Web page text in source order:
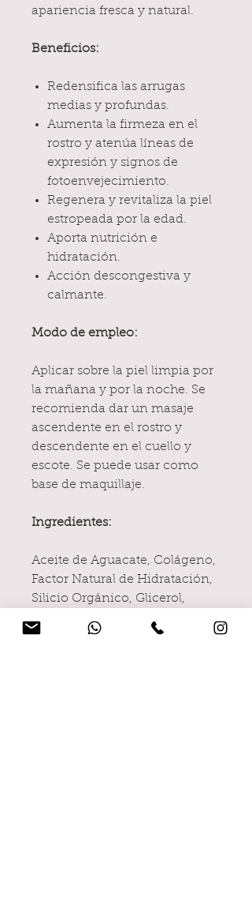
apariencia fresca y natural.
Beneficios:
Redensifica las arrugas
medias y profundas.
Aumenta la firmeza en el
rostro y atenúa líneas de
expresión y signos de
fotoenvejecimiento.
Regenera y revitaliza la piel
estropeada por la edad.
Aporta nutrición e
hidratación.
Acción descongestiva y
calmante.
Modo de empleo:
Aplicar sobre la piel limpia por
la mañana y por la noche. Se
recomienda dar un masaje
ascendente en el rostro y
descendente en el cuello y
escote. Se puede usar como
base de maquillaje.
Ingredientes:
Aceite de Aguacate, Colágeno,
Factor Natural de Hidratación,
Silicio Orgánico, Glicerol,
Moringa, Aceite de Rosa
Mosqueta, Alpha-Bisabolol,